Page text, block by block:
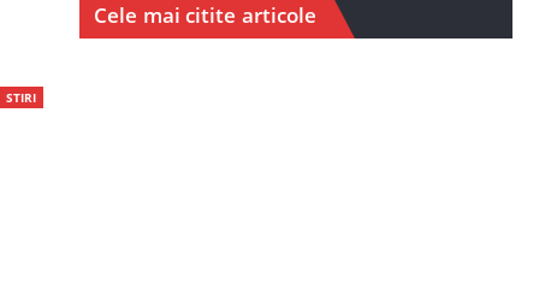
STIRI
Cele mai citite articole